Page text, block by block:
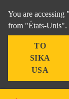
You are accessing
from "États-Unis".
TO
SIKA
USA
Construction